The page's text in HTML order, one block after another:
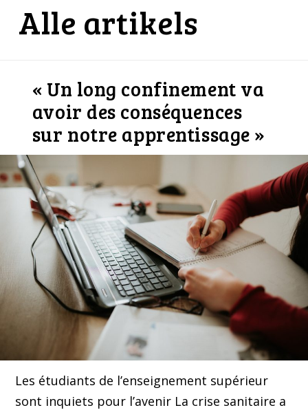
Alle artikels
« Un long confinement va
avoir des conséquences
sur notre apprentissage »
Les étudiants de l’enseignement supérieur
sont inquiets pour l’avenir La crise sanitaire a